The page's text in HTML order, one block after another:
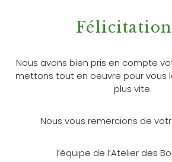
Nous avons bien pris en compte
mettons tout en oeuvre pour vous
plus vite.
Nous vous remercions de
l’équipe de l’Atelier des